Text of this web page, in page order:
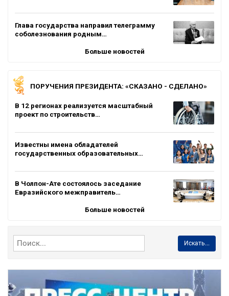
Глава государства направил телеграмму
соболезнования родным…
Больше новостей
ПОРУЧЕНИЯ ПРЕЗИДЕНТА: «СКАЗАНО - СДЕЛАНО»
В 12 регионах реализуется масштабный
проект по строительств…
Известны имена обладателей
государственных образовательных…
В Чолпон-Ате состоялось заседание
Евразийского межправитель…
Больше новостей
Искать...